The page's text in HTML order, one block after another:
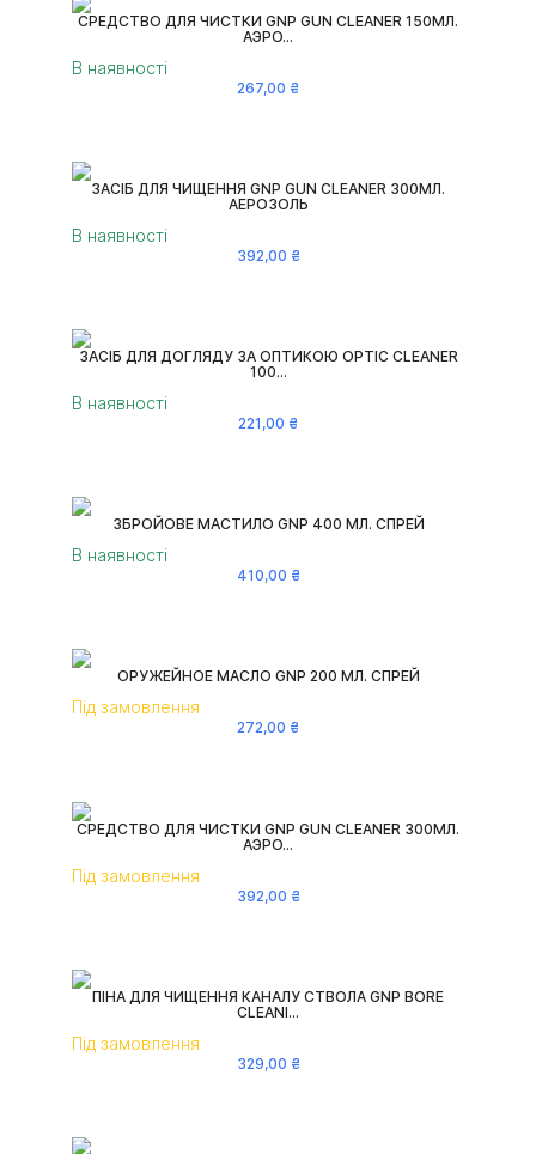
СРЕДСТВО ДЛЯ ЧИСТКИ GNP GUN CLEANER 150МЛ.
АЭРО...
В наявності
267,00 ₴
ЗАСІБ ДЛЯ ЧИЩЕННЯ GNP GUN CLEANER 300МЛ.
АЕРОЗОЛЬ
В наявності
392,00 ₴
ЗАСІБ ДЛЯ ДОГЛЯДУ ЗА ОПТИКОЮ OPTIC CLEANER
100...
В наявності
221 ,00 ₴
ЗБРОЙОВЕ МАСТИЛО GNP 400 МЛ. СПРЕЙ
В наявності
410,00 ₴
ОРУЖЕЙНОЕ МАСЛО GNP 200 МЛ. СПРЕЙ
Під замовлення
272,00 ₴
СРЕДСТВО ДЛЯ ЧИСТКИ GNP GUN CLEANER 300МЛ.
АЭРО...
Під замовлення
392,00 ₴
ПІНА ДЛЯ ЧИЩЕННЯ КАНАЛУ СТВОЛА GNP BORE
CLEANI...
Під замовлення
329,00 ₴